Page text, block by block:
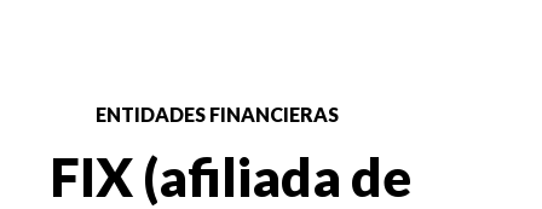
ENTIDADES FINANCIERAS
FIX (afiliada de